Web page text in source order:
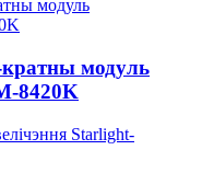
кратны модуль
8420K